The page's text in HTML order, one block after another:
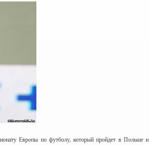
Европы по футболу, который пройдет в Польше и